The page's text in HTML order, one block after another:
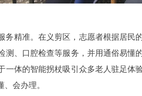
务精准。在义剪区，志愿者根据居
测、口腔检查等服务，并用通俗易
一体的智能拐杖吸引众多老人驻足
会办理。